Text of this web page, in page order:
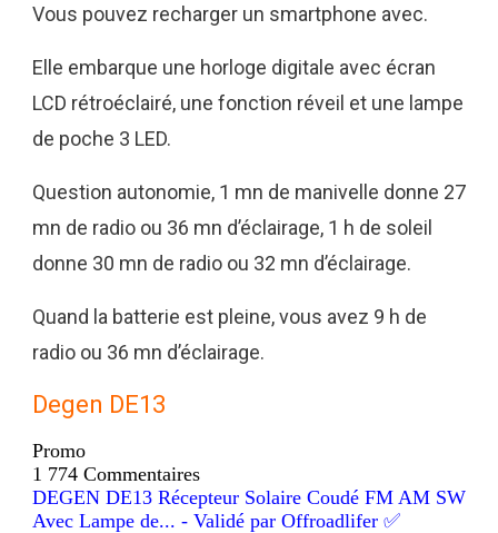
Vous pouvez recharger un smartphone avec.
Elle embarque une horloge digitale avec écran
LCD rétroéclairé, une fonction réveil et une lampe
de poche 3 LED.
Question autonomie, 1 mn de manivelle donne 27
mn de radio ou 36 mn d’éclairage, 1 h de soleil
donne 30 mn de radio ou 32 mn d’éclairage.
Quand la batterie est pleine, vous avez 9 h de
radio ou 36 mn d’éclairage.
Degen DE13
Promo
1 774 Commentaires
DEGEN DE13 Récepteur Solaire Coudé FM AM SW
Avec Lampe de... - Validé par Offroadlifer ✅